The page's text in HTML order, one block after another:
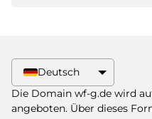
Zahlungsmethoden
Bitte geben Sie bei
den Domainnamen
größeren Kaufpreisen
Wunsch auch einen
Deutsch
Die Domain wf-g.de wird
angeboten. Über dieses